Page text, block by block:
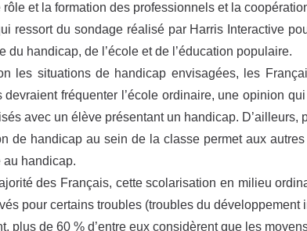
rôle et la formation des professionnels et la
ressort du sondage réalisé par Harris Interactive
du handicap, de l’école et de l’éducation populaire.
les situations de handicap envisagées, les
devraient fréquenter l’école ordinaire, une opinion
avec un élève présentant un handicap. D’ailleurs,
de handicap au sein de la classe permet aux
au handicap.
des Français, cette scolarisation en milieu
pour certains troubles (troubles du
plus de 60 % d’entre eux considèrent que les